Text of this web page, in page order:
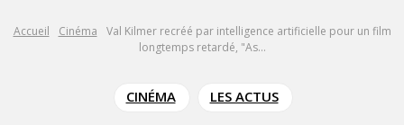
Accueil Cinéma
Val Kilmer recréé par intelligence artificielle pour un film
longtemps retardé, "As...
CINÉMA LES ACTUS